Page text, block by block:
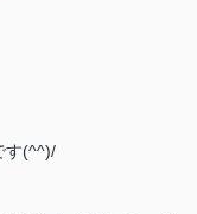
す(^^)/